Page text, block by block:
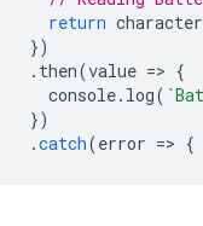
return
})
. then(value => {
console. log(
})
.catch(error => {